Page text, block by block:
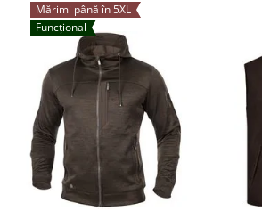
Mărimi până în 5XL
Funcțional